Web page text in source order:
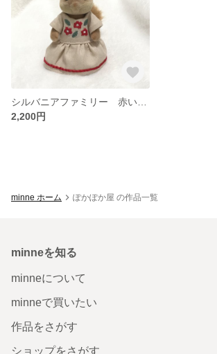
2,200円
minne ホーム ぽかぽか屋 の作品一覧
minneを知る
minneについて
minneで買いたい
作品をさがす
ショップをさがす